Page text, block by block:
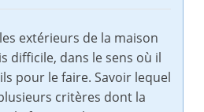
extérieurs de la maison
difficile, dans le sens où il
pour le faire. Savoir lequel
critères dont la